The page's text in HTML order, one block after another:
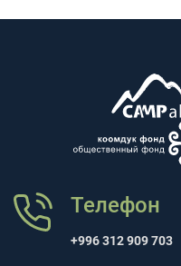
Телефон
+996 312 909 703